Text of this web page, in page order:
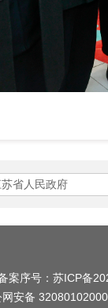
省人民政府
序号： 苏ICP备
网安备